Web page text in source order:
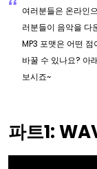
여러분들은 온라인
러분들이 음악을 다
MP3 포맷은 어떤
바꿀 수 있나요? 아
보시죠~
파트1: